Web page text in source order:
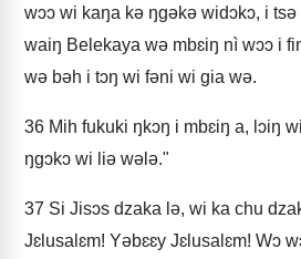
wɔɔ wi kaŋa kə ŋgəkə widɔkɔ, i
waiŋ Belekaya wə mbɛiŋ nì wɔɔ i
wə bəh i tɔŋ wi fəni wi gia wə.
36 Mih fukuki ŋkɔŋ i mbɛiŋ a, lɔiŋ
ŋgɔkɔ wi liə wələ."
37 Si Jisɔs dzaka lə, wi ka chu
Jɛlusalɛm! Yəbɛɛy Jɛlusalɛm! Wɔ